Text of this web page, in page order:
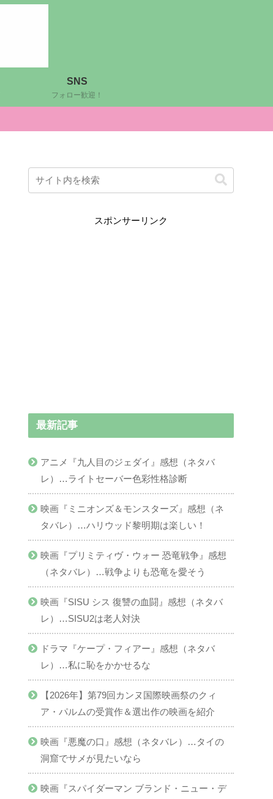
SNS
フォロー歓迎！
スポンサーリンク
最新記事
アニメ『九人目のジェダイ』感想（ネタバ
レ）…ライトセーバー色彩性格診断
映画『ミニオンズ＆モンスターズ』感想（ネ
タバレ）…ハリウッド黎明期は楽しい！
映画『プリミティヴ・ウォー 恐竜戦争』感想
（ネタバレ）…戦争よりも恐竜を愛そう
映画『SISU シス 復讐の血闘』感想（ネタバ
レ）…SISU2は老人対決
ドラマ『ケープ・フィアー』感想（ネタバ
レ）…私に恥をかかせるな
【2026年】第79回カンヌ国際映画祭のクィ
ア・パルムの受賞作＆選出作の映画を紹介
映画『悪魔の口』感想（ネタバレ）…タイの
洞窟でサメが見たいなら
映画『スパイダーマン ブランド・ニュー・デ